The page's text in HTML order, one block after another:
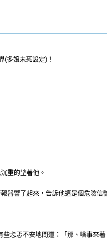
(多娘未死設定)！
重的望著他。
器響了起來，告訴他這是個危險信
忐忑不安地問道：「那、啥事來著